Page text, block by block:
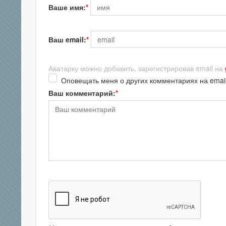
Ваше имя:
Ваш email:
Аватарку можно добавить, зарегистрировав email на
Оповещать меня о других комментариях на email
Ваш комментарий: